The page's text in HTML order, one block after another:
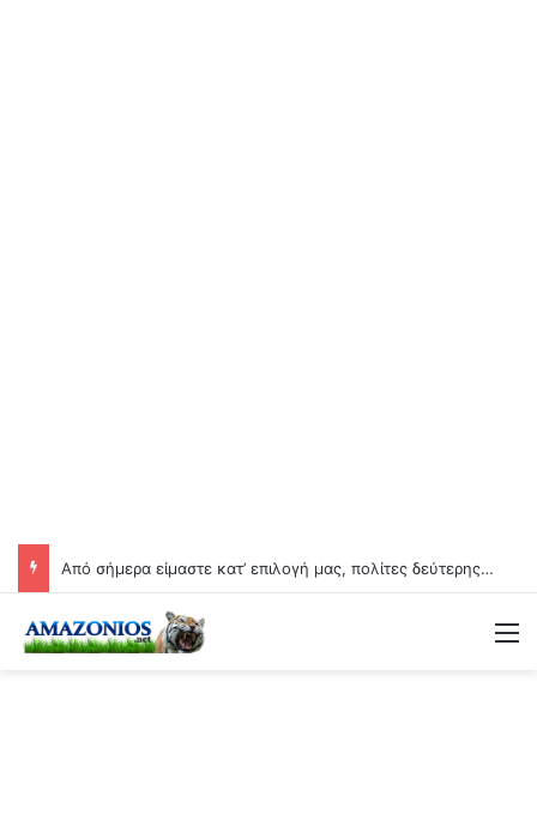
Από σήμερα είμαστε κατ’ επιλογή μας, πολίτες δεύτερης κατηγορίας….